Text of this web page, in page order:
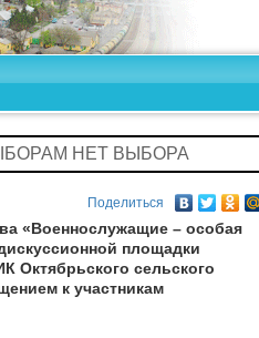
НЕТ ВЫБОРА
Поделиться
«Военнослужащие – особая
площадки
Октябрьского сельского
к участникам